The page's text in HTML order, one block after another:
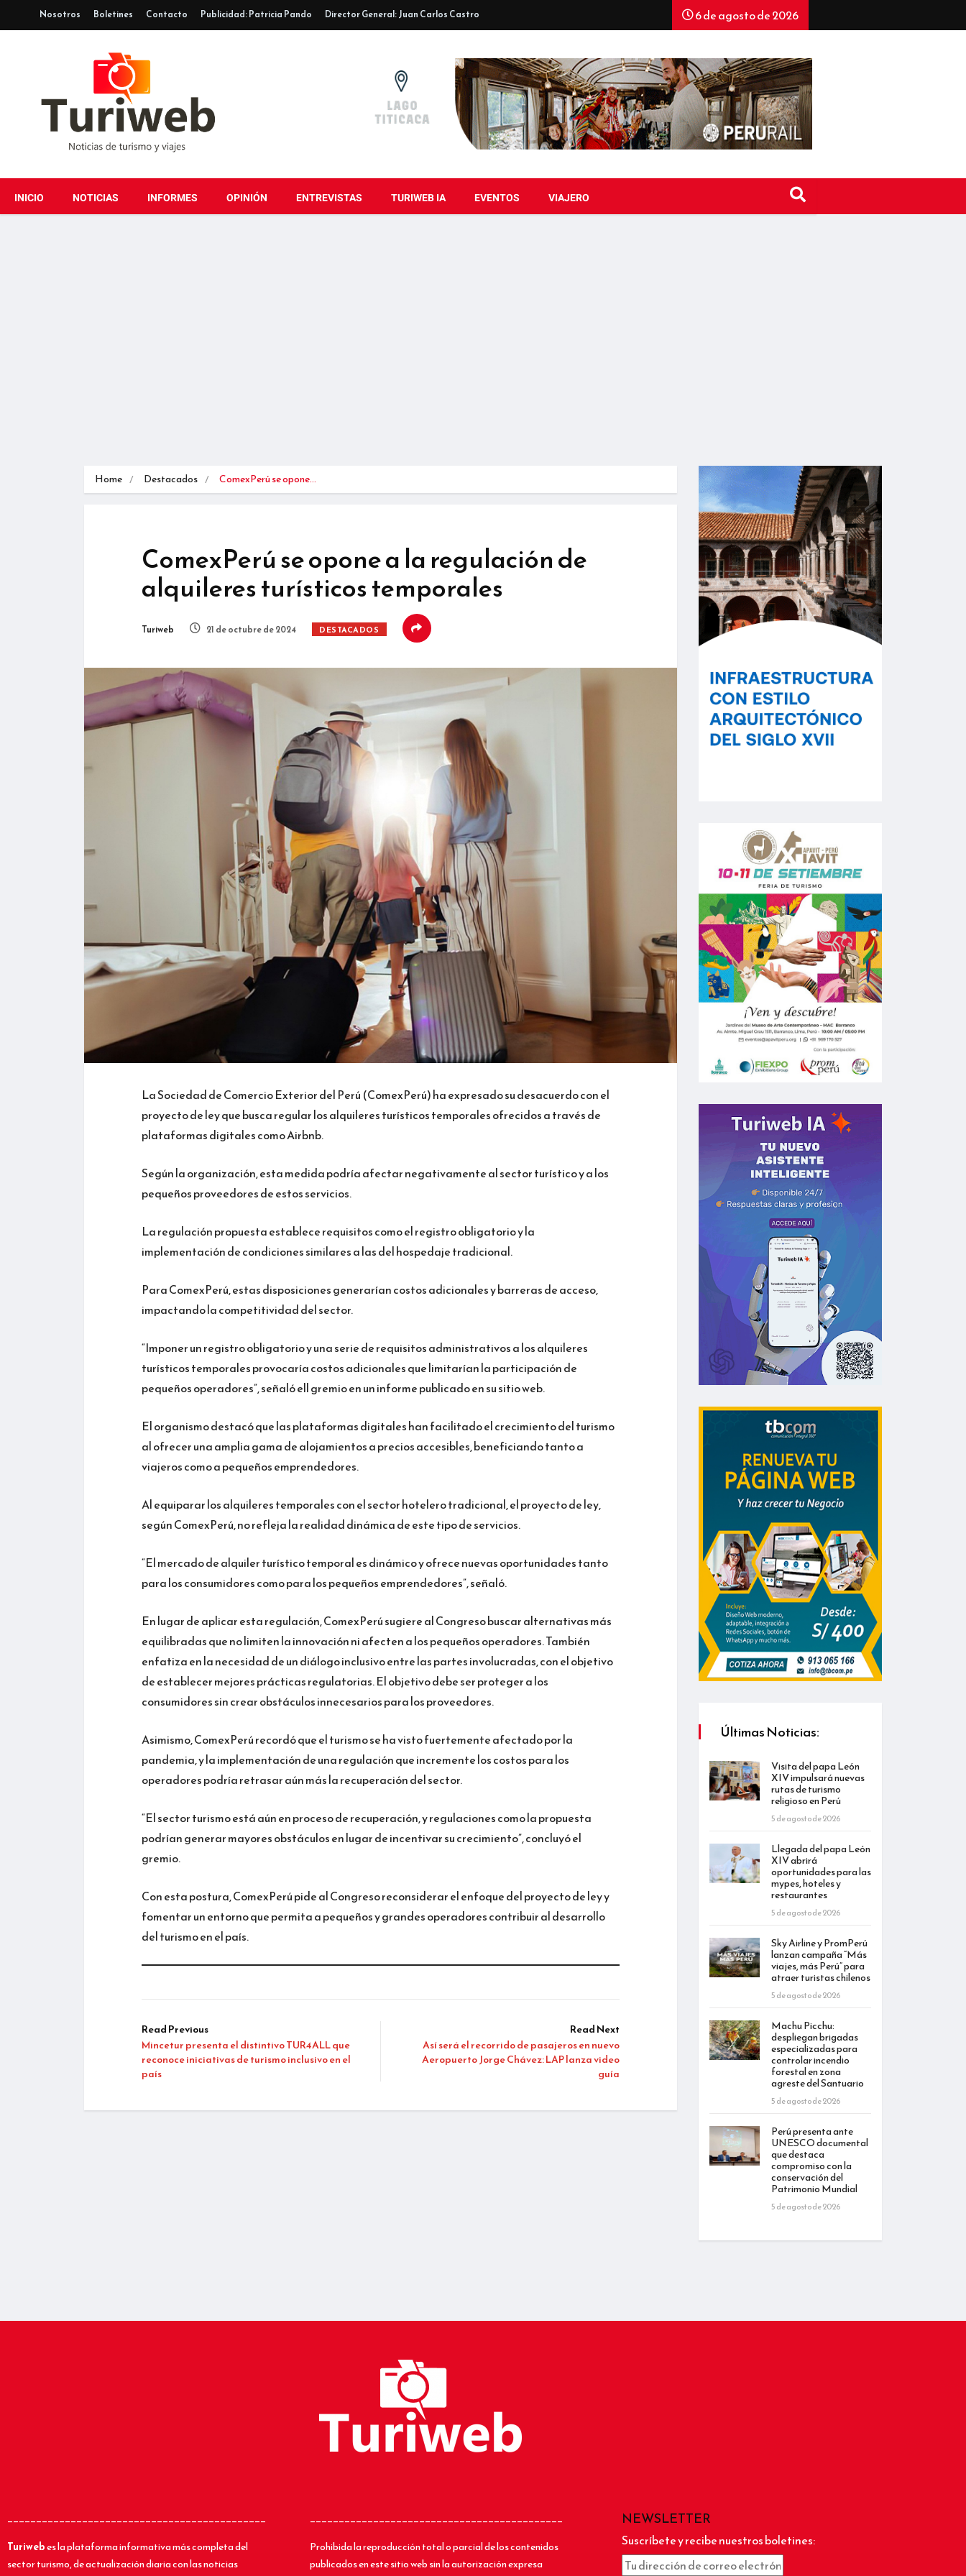
Nosotros Boletines Contacto Publicidad: Patricia Pando Director General: Juan Carlos Castro 6 de agosto de 2026
INICIO NOTICIAS INFORMES OPINIÓN ENTREVISTAS TURIWEB IA EVENTOS VIAJERO
Home Destacados ComexPerú se opone…
ComexPerú se opone a la regulación de
alquileres turísticos temporales
Turiweb 21 de octubre de 2024 DESTACADOS
La Sociedad de Comercio Exterior del Perú (ComexPerú) ha expresado su desacuerdo con el
proyecto de ley que busca regular los alquileres turísticos temporales ofrecidos a través de
plataformas digitales como Airbnb.
Según la organización, esta medida podría afectar negativamente al sector turístico y a los
pequeños proveedores de estos servicios.
La regulación propuesta establece requisitos como el registro obligatorio y la
implementación de condiciones similares a las del hospedaje tradicional.
Para ComexPerú, estas disposiciones generarían costos adicionales y barreras de acceso,
impactando la competitividad del sector.
“Imponer un registro obligatorio y una serie de requisitos administrativos a los alquileres
turísticos temporales provocaría costos adicionales que limitarían la participación de
pequeños operadores”, señaló ell gremio en un informe publicado en su sitio web.
El organismo destacó que las plataformas digitales han facilitado el crecimiento del turismo
al ofrecer una amplia gama de alojamientos a precios accesibles, beneficiando tanto a
viajeros como a pequeños emprendedores.
Al equiparar los alquileres temporales con el sector hotelero tradicional, el proyecto de ley,
según ComexPerú, no refleja la realidad dinámica de este tipo de servicios.
“El mercado de alquiler turístico temporal es dinámico y ofrece nuevas oportunidades tanto
para los consumidores como para los pequeños emprendedores”, señaló.
En lugar de aplicar esta regulación, ComexPerú sugiere al Congreso buscar alternativas más
equilibradas que no limiten la innovación ni afecten a los pequeños operadores. También
enfatiza en la necesidad de un diálogo inclusivo entre las partes involucradas, con el objetivo
de establecer mejores prácticas regulatorias. El objetivo debe ser proteger a los
consumidores sin crear obstáculos innecesarios para los proveedores.
Asimismo, ComexPerú recordó que el turismo se ha visto fuertemente afectado por la
pandemia, y la implementación de una regulación que incremente los costos para los
operadores podría retrasar aún más la recuperación del sector.
“El sector turismo está aún en proceso de recuperación, y regulaciones como la propuesta
podrían generar mayores obstáculos en lugar de incentivar su crecimiento”, concluyó el
gremio.
Con esta postura, ComexPerú pide al Congreso reconsiderar el enfoque del proyecto de ley y
fomentar un entorno que permita a pequeños y grandes operadores contribuir al desarrollo
del turismo en el país.
Read Previous
Mincetur presenta el distintivo TUR4ALL que
reconoce iniciativas de turismo inclusivo en el
país
Read Next
Así será el recorrido de pasajeros en nuevo
Aeropuerto Jorge Chávez: LAP lanza video
guía
Últimas Noticias:
Visita del papa León
XIV impulsará nuevas
rutas de turismo
religioso en Perú
5 de agosto de 2026
Llegada del papa León
XIV abrirá
oportunidades para las
mypes, hoteles y
restaurantes
5 de agosto de 2026
Sky Airline y PromPerú
lanzan campaña “Más
viajes, más Perú” para
atraer turistas chilenos
5 de agosto de 2026
Machu Picchu:
despliegan brigadas
especializadas para
controlar incendio
forestal en zona
agreste del Santuario
5 de agosto de 2026
Perú presenta ante
UNESCO documental
que destaca
compromiso con la
conservación del
Patrimonio Mundial
5 de agosto de 2026
_____________________________________________
Turiwebes la plataforma informativa más completa del
sector turismo, de actualización diaria con las noticias
____________________________________________
Prohibida la reproducción total o parcial de los contenidos
publicados en este sitio web sin la autorización expresa
NEWSLETTER
Suscríbete y recibe nuestros boletines: